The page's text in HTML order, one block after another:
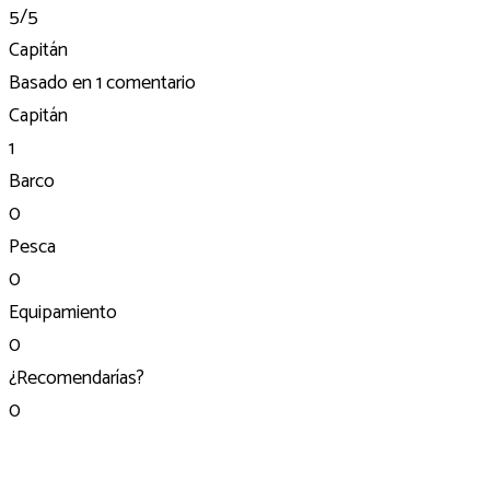
5/5
Capitán
Basado en1 comentario
Capitán
1
Barco
0
Pesca
0
Equipamiento
0
¿Recomendarías?
0